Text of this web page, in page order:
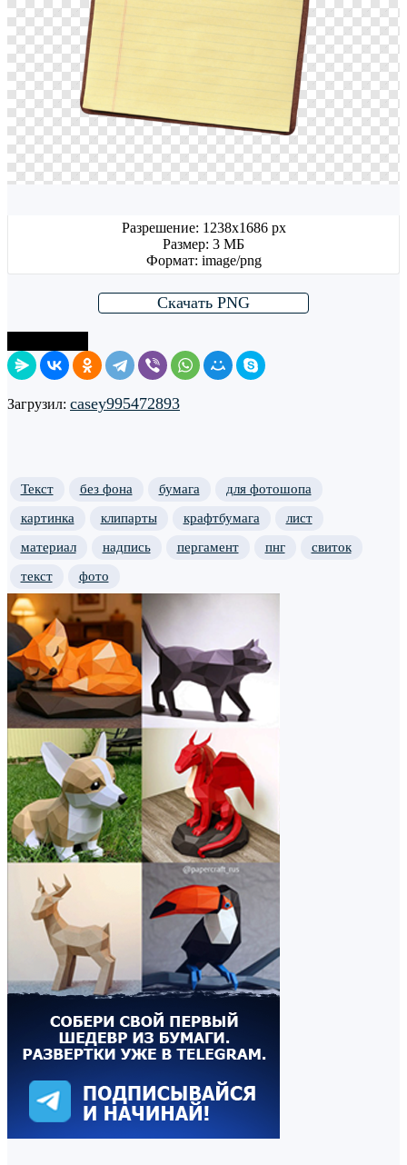
Разрешение: 1238x1686 px
Размер: 3 МБ
Формат: image/png
Скачать PNG
Загрузил: casey995472893
Текст без фона бумага
для фотошопа
картинка
клипарты крафтбумага
лист
материал
надпись пергамент пнг
свиток
текст
фото